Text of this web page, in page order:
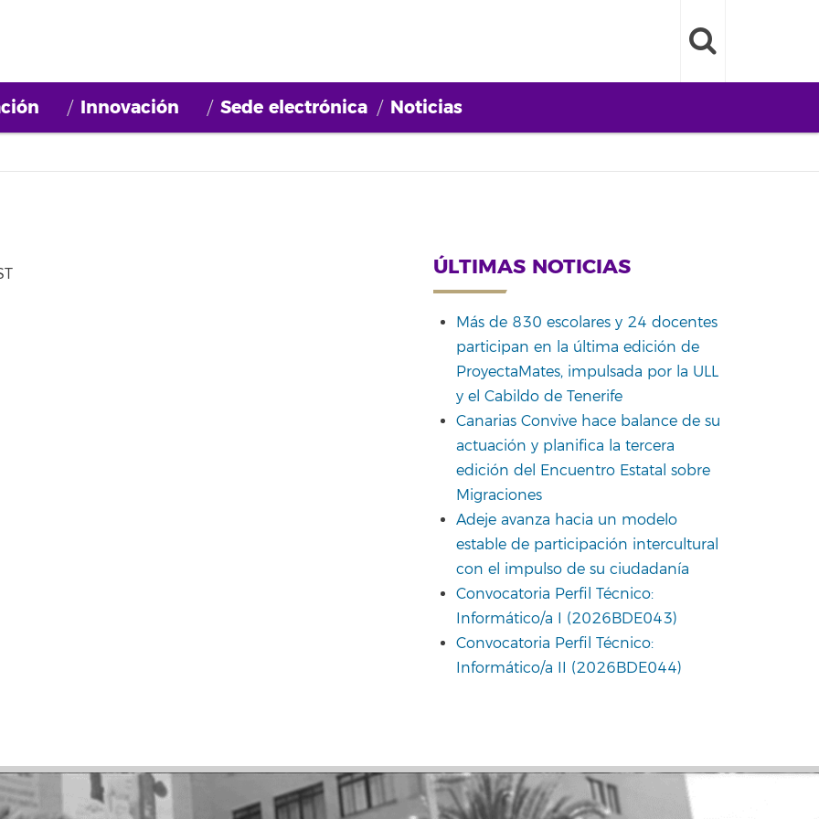
Innovación Sede electrónica Noticias
ÚLTIMAS NOTICIAS
Más de 830 escolares y 24 docentes
participan en la última edición de
ProyectaMates, impulsada por la ULL
y el Cabildo de Tenerife
Canarias Convive hace balance de su
actuación y planifica la tercera
edición del Encuentro Estatal sobre
Migraciones
Adeje avanza hacia un modelo
estable de participación intercultural
con el impulso de su ciudadanía
Convocatoria Perfil Técnico:
Informático/a I (2026BDE043)
Convocatoria Perfil Técnico:
Informático/a II (2026BDE044)